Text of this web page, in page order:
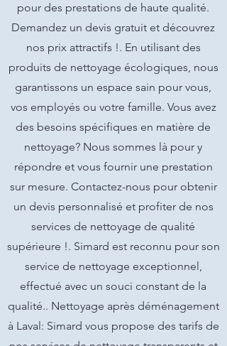
pour des prestations de haute qualité.
Demandez un devis gratuit et découvrez
nos prix attractifs !. En utilisant des
produits de nettoyage écologiques, nous
garantissons un espace sain pour vous,
vos employés ou votre famille. Vous avez
des besoins spécifiques en matière de
nettoyage? Nous sommes là pour y
répondre et vous fournir une prestation
sur mesure. Contactez-nous pour obtenir
un devis personnalisé et profiter de nos
services de nettoyage de qualité
supérieure !. Simard est reconnu pour son
service de nettoyage exceptionnel,
effectué avec un souci constant de la
qualité.. Nettoyage après déménagement
à Laval: Simard vous propose des tarifs de